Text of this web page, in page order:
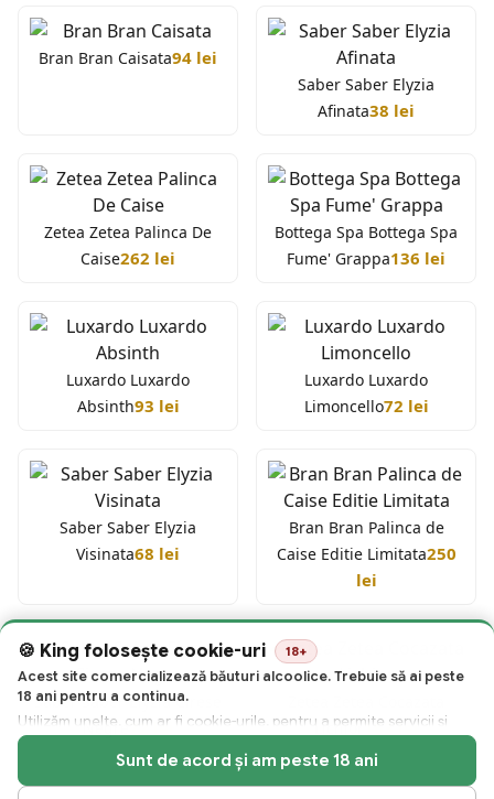
Bran Bran Caisata94 lei
Saber Saber Elyzia
Afinata38 lei
Zetea Zetea Palinca De
Caise262 lei
Bottega Spa Bottega Spa
Fume' Grappa136 lei
Luxardo Luxardo
Absinth93 lei
Luxardo Luxardo
Limoncello72 lei
Saber Saber Elyzia
Visinata68 lei
Bran Bran Palinca de
Caise Editie Limitata250
lei
Saber Saber Elyzia Cirese
Negre72 lei
Lichior163 lei
King folosește cookie-uri 18+
Acest site comercializează băuturi alcoolice. Trebuie să ai peste
18 ani pentru a continua.
Utilizăm unelte, cum ar fi cookie-urile, pentru a permite servicii și
funcționalități esențiale pe site-ul nostru și pentru a colecta date
despre modul în care vizitatorii interacționează cu site-ul, produsele
și serviciile noastre. Folosim, de asemenea, cookie-uri și
Sunt de acord și am peste 18 ani